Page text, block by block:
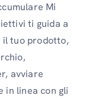
Mi
ti guida a
il tuo prodotto,
avviare
in linea con gli